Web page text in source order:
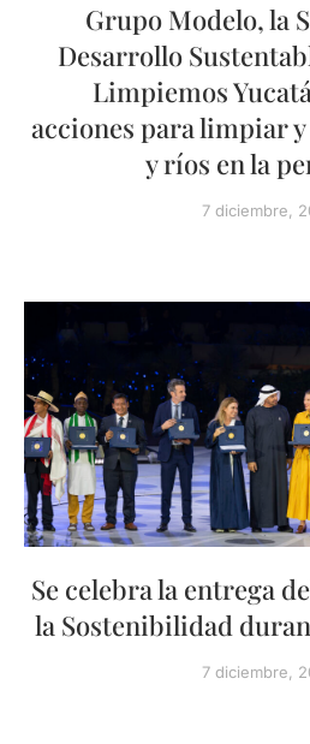
Grupo Modelo, la
Desarrollo
Limpiemos
acciones para limpiar
y ríos en la
7 diciembre,
Se celebra la entrega
la Sostenibilidad
7 diciembre,